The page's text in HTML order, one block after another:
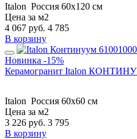
Italon Россия 60x120 см
Цена за м2
4 067 руб. 4 785
В корзину
Новинка -15%
Керамогранит Italon
Italon Россия 60x60 см
Цена за м2
3 226 руб. 3 795
В корзину